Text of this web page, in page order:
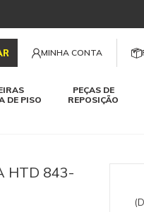
MINHA CONTA
DE PISO
PEÇAS DE
REPOSIÇÃO
HTD 843-